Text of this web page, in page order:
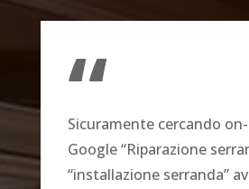
“
Sicuramente cercando
Google “Riparazione
“installazione serranda”